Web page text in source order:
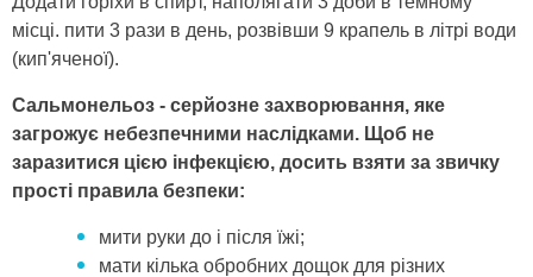
місці. пити 3 рази в день, розвівши 9 крапель в літрі води
(кип'яченої).
Сальмонельоз - серйозне захворювання, яке
загрожує небезпечними наслідками. Щоб не
заразитися цією інфекцією, досить взяти за звичку
прості правила безпеки:
мити руки до і після їжі;
мати кілька обробних дощок для різних